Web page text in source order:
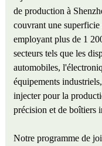
de production à
couvrant une superficie
employant plus de 1
secteurs tels que les
automobiles,
équipements
injecter pour la
précision et de boîtiers
Notre programme de